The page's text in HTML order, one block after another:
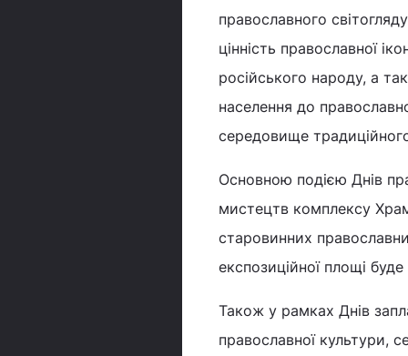
православного
цінність православної
російського народу, а
населення до
середовище
Основною подією Днів
мистецтв комплексу
старовинних
експозиційної площі
Також у рамках Днів
православної культури,